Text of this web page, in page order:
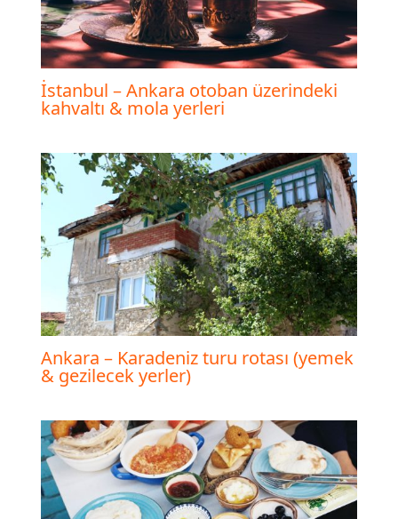
İstanbul – Ankara otoban üzerindeki
kahvaltı & mola yerleri
Ankara – Karadeniz turu rotası (yemek
& gezilecek yerler)